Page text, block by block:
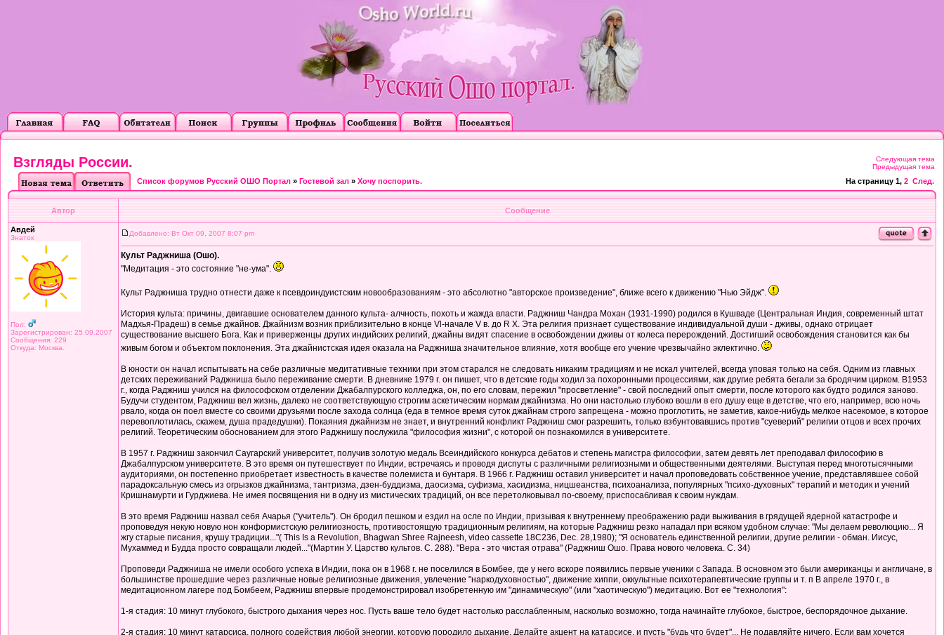
Взгляды России.
Следующая тема
Предыдущая тема
Список форумов Русский ОШО Портал » Гостевой зал » Хочу поспорить. На страницу 1, 2 След.
Автор Сообщение
Авдей
Знаток
Пол:
Зарегистрирован: 25.09.2007
Сообщения: 229
Откуда: Москва.
Добавлено: Вт Окт 09, 2007 8:07 pm
Культ Раджниша (Ошо).
"Медитация - это состояние "не-ума".
Культ Раджниша трудно отнести даже к псевдоиндуистским новообразованиям - это абсолютно "авторское произведение", ближе всего к движению "Нью Эйдж".
История культа: причины, двигавшие основателем данного культа- алчность, похоть и жажда власти. Раджниш Чандра Мохан (1931-1990) родился в Кушваде (Центральная Индия, современный штат
Мадхья-Прадеш) в семье джайнов. Джайнизм возник приблизительно в конце Vl-начале V в. до R X. Эта религия признает существование индивидуальной души - дживы, однако отрицает
существование высшего Бога. Как и приверженцы других индийских религий, джайны видят спасение в освобождении дживы от колеса перерождений. Достигший освобождения становится как бы
живым богом и объектом поклонения. Эта джайнистская идея оказала на Раджниша значительное влияние, хотя вообще его учение чрезвычайно эклектично.
В юности он начал испытывать на себе различные медитативные техники при этом старался не следовать никаким традициям и не искал учителей, всегда уповая только на себя. Одним из главных
детских переживаний Раджниша было переживание смерти. В дневнике 1979 г. он пишет, что в детские годы ходил за похоронными процессиями, как другие ребята бегали за бродячим цирком. В1953
г., когда Раджниш учился на философском отделении Джабалпурского колледжа, он, по его словам, пережил "просветление" - свой последний опыт смерти, после которого как будто родился заново.
Будучи студентом, Раджниш вел жизнь, далеко не соответствующую строгим аскетическим нормам джайнизма. Но они настолько глубоко вошли в его душу еще в детстве, что его, например, всю ночь
рвало, когда он поел вместе со своими друзьями после захода солнца (еда в темное время суток джайнам строго запрещена - можно проглотить, не заметив, какое-нибудь мелкое насекомое, в которое
перевоплотилась, скажем, душа прадедушки). Покаяния джайнизм не знает, и внутренний конфликт Раджниш смог разрешить, только взбунтовавшись против "суеверий" религии отцов и всех прочих
религий. Теоретическим обоснованием для этого Раджнишу послужила "философия жизни", с которой он познакомился в университете.
В 1957 г. Раджниш закончил Саугарский университет, получив золотую медаль Всеиндийского конкурса дебатов и степень магистра философии, затем девять лет преподавал философию в
Джабалпурском университете. В это время он путешествует по Индии, встречаясь и проводя диспуты с различными религиозными и общественными деятелями. Выступая перед многотысячными
аудиториями, он постепенно приобретает известность в качестве полемиста и бунтаря. В 1966 г. Раджниш оставил университет и начал проповедовать собственное учение, представлявшее собой
парадоксальную смесь из огрызков джайнизма, тантризма, дзен-буддизма, даосизма, суфизма, хасидизма, ницшеанства, психоанализа, популярных "психо-духовных" терапий и методик и учений
Кришнамурти и Гурджиева. Не имея посвящения ни в одну из мистических традиций, он все перетолковывал по-своему, приспосабливая к своим нуждам.
В это время Раджниш назвал себя Ачарья ("учитель"). Он бродил пешком и ездил на осле по Индии, призывая к внутреннему преображению ради выживания в грядущей ядерной катастрофе и
проповедуя некую новую нон конформистскую религиозность, противостоящую традиционным религиям, на которые Раджниш резко нападал при всяком удобном случае: "Мы делаем революцию... Я
жгу старые писания, крушу традиции..."( This Is a Revolution, Bhagwan Shree Rajneesh, video cassette 18C236, Dec. 28,1980); "Я основатель единственной религии, другие религии - обман. Иисус,
Мухаммед и Будда просто совращали людей..."(Мартин У. Царство культов. С. 288). "Вера - это чистая отрава" (Раджниш Ошо. Права нового человека. С. 34)
Проповеди Раджниша не имели особого успеха в Индии, пока он в 1968 г. не поселился в Бомбее, где у него вскоре появились первые ученики с Запада. В основном это были американцы и англичане, в
большинстве прошедшие через различные новые религиозные движения, увлечение "наркодуховностью", движение хиппи, оккультные психотерапевтические группы и т. п В апреле 1970 г., в
медитационном лагере под Бомбеем, Раджниш впервые продемонстрировал изобретенную им "динамическую" (или "хаотическую") медитацию. Вот ее "технология":
1-я стадия: 10 минут глубокого, быстрого дыхания через нос. Пусть ваше тело будет настолько расслабленным, насколько возможно, тогда начинайте глубокое, быстрое, беспорядочное дыхание.
2-я стадия: 10 минут катарсиса, полного содействия любой энергии, которую породило дыхание. Делайте акцент на катарсисе, и пусть "будь что будет"... Не подавляйте ничего. Если вам хочется